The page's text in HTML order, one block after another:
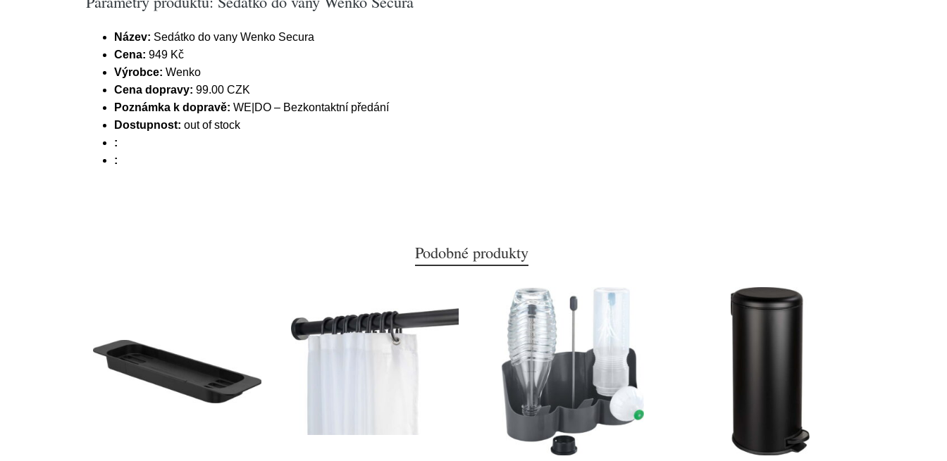
Název: Sedátko do vany Wenko Secura
Cena: 949 Kč
Výrobce: Wenko
Cena dopravy: 99.00 CZK
Poznámka k dopravě: WE|DO – Bezkontaktní předání
Dostupnost: out of stock
:
:
Podobné produkty